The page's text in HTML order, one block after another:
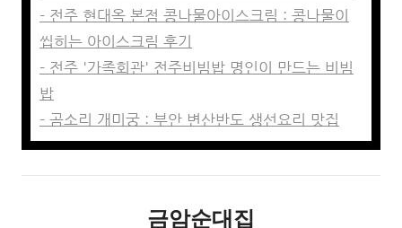
- 전주 현대옥 본점 콩나물아이스크림 : 콩나물이
씹히는 아이스크림 후기
- 전주 '가족회관' 전주비빔밥 명인이 만드는 비빔
밥
- 곰소리 개미궁 : 부안 변산반도 생선요리 맛집